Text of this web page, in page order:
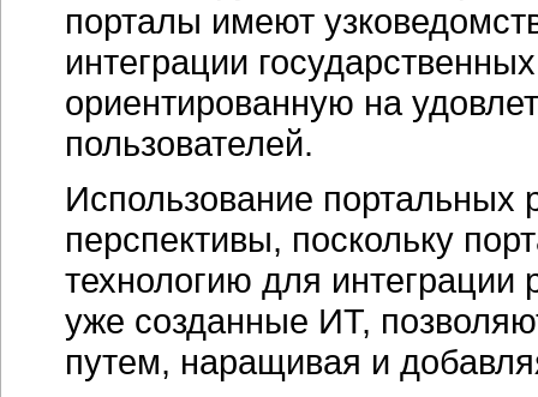
порталы имеют
интеграции
ориентированную на
пользователей.
Использование
перспективы, поскольку
технологию для
уже созданные ИТ,
путем, наращивая и